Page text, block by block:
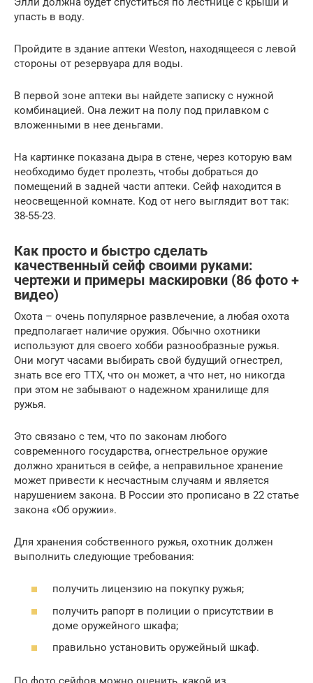
упасть в воду.
Пройдите в здание аптеки Weston, находящееся с левой
стороны от резервуара для воды.
В первой зоне аптеки вы найдете записку с нужной
комбинацией. Она лежит на полу под прилавком с
вложенными в нее деньгами.
На картинке показана дыра в стене, через которую вам
необходимо будет пролезть, чтобы добраться до
помещений в задней части аптеки. Сейф находится в
неосвещенной комнате. Код от него выглядит вот так:
38-55-23.
Как просто и быстро сделать
качественный сейф своими руками:
чертежи и примеры маскировки (86 фото +
видео)
Охота – очень популярное развлечение, а любая охота
предполагает наличие оружия. Обычно охотники
используют для своего хобби разнообразные ружья.
Они могут часами выбирать свой будущий огнестрел,
знать все его ТТХ, что он может, а что нет, но никогда
при этом не забывают о надежном хранилище для
ружья.
Это связано с тем, что по законам любого
современного государства, огнестрельное оружие
должно храниться в сейфе, а неправильное хранение
может привести к несчастным случаям и является
нарушением закона. В России это прописано в 22 статье
закона «Об оружии».
Для хранения собственного ружья, охотник должен
выполнить следующие требования:
получить лицензию на покупку ружья;
получить рапорт в полиции о присутствии в
доме оружейного шкафа;
правильно установить оружейный шкаф.